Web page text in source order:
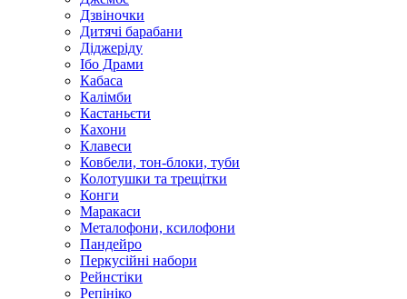
Дзвіночки
Дитячі барабани
Діджеріду
Ібо Драми
Кабаса
Калімби
Кастаньєти
Кахони
Клавеси
Ковбели, тон-блоки, туби
Колотушки та трещітки
Конги
Маракаси
Металофони, ксилофони
Пандейро
Перкусійні набори
Рейнстіки
Репініко